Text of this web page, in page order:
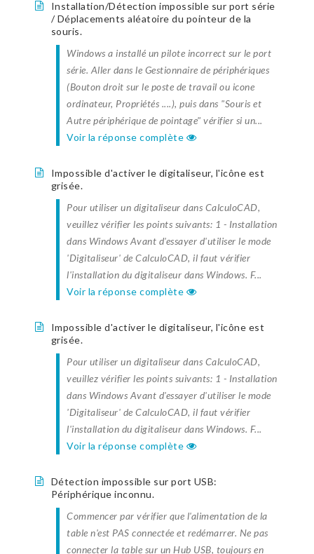
Installation/Détection impossible sur port série
/ Déplacements aléatoire du pointeur de la
souris.
Windows a installé un pilote incorrect sur le port
série. Aller dans le Gestionnaire de périphériques
(Bouton droit sur le poste de travail ou icone
ordinateur, Propriétés ....), puis dans "Souris et
Autre périphérique de pointage" vérifier si un...
Voir la réponse complète
Impossible d'activer le digitaliseur, l'icône est
grisée.
Pour utiliser un digitaliseur dans CalculoCAD,
veuillez vérifier les points suivants: 1 - Installation
dans Windows Avant d'essayer d'utiliser le mode
'Digitaliseur' de CalculoCAD, il faut vérifier
l'installation du digitaliseur dans Windows. F...
Voir la réponse complète
Impossible d'activer le digitaliseur, l'icône est
grisée.
Pour utiliser un digitaliseur dans CalculoCAD,
veuillez vérifier les points suivants: 1 - Installation
dans Windows Avant d'essayer d'utiliser le mode
'Digitaliseur' de CalculoCAD, il faut vérifier
l'installation du digitaliseur dans Windows. F...
Voir la réponse complète
Détection impossible sur port USB:
Périphérique inconnu.
Commencer par vérifier que l'alimentation de la
table n'est PAS connectée et redémarrer. Ne pas
connecter la table sur un Hub USB, toujours en